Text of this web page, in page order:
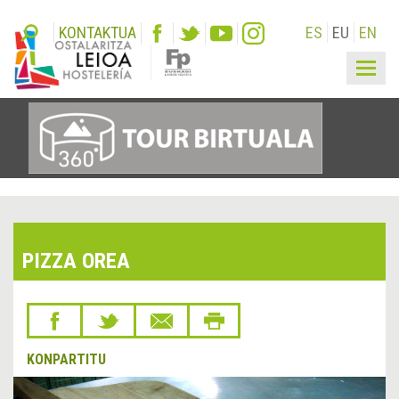
KONTAKTUA ES EU EN
PIZZA OREA
KONPARTITU
&lsaquo;